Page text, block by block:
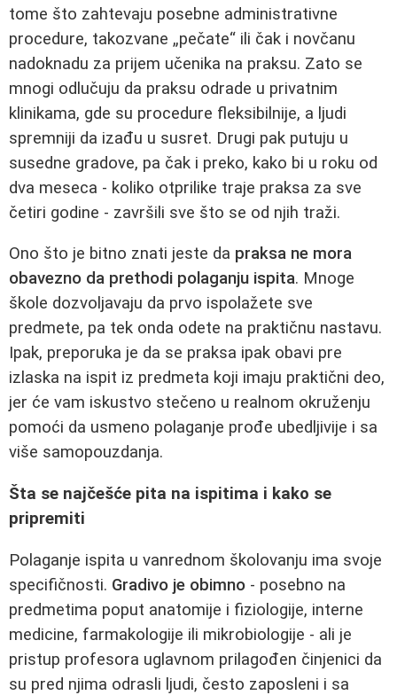
tome što zahtevaju posebne administrativne
procedure, takozvane „pečate“ ili čak i novčanu
nadoknadu za prijem učenika na praksu. Zato se
mnogi odlučuju da praksu odrade u privatnim
klinikama, gde su procedure fleksibilnije, a ljudi
spremniji da izađu u susret. Drugi pak putuju u
susedne gradove, pa čak i preko, kako bi u roku od
dva meseca - koliko otprilike traje praksa za sve
četiri godine - završili sve što se od njih traži.
Ono što je bitno znati jeste da praksa ne mora
obavezno da prethodi polaganju ispita. Mnoge
škole dozvoljavaju da prvo ispolažete sve
predmete, pa tek onda odete na praktičnu nastavu.
Ipak, preporuka je da se praksa ipak obavi pre
izlaska na ispit iz predmeta koji imaju praktični deo,
jer će vam iskustvo stečeno u realnom okruženju
pomoći da usmeno polaganje prođe ubedljivije i sa
više samopouzdanja.
Šta se najčešće pita na ispitima i kako se
pripremiti
Polaganje ispita u vanrednom školovanju ima svoje
specifičnosti. Gradivo je obimno - posebno na
predmetima poput anatomije i fiziologije, interne
medicine, farmakologije ili mikrobiologije - ali je
pristup profesora uglavnom prilagođen činjenici da
su pred njima odrasli ljudi, često zaposleni i sa